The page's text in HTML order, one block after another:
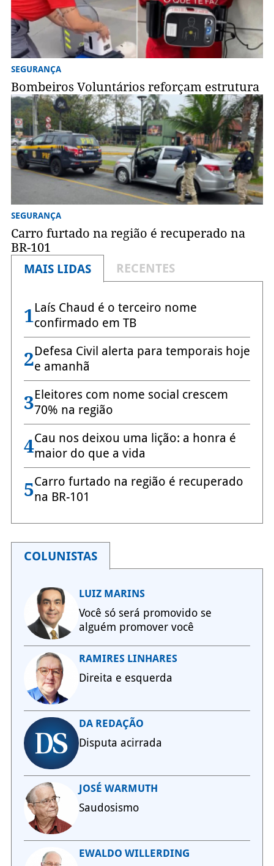
SEGURANÇA
Bombeiros Voluntários reforçam estrutura
SEGURANÇA
Carro furtado na região é recuperado na
BR-101
MAIS LIDAS
RECENTES
1Laís Chaud é o terceiro nome
confirmado em TB
2Defesa Civil alerta para temporais hoje
e amanhã
3Eleitores com nome social crescem
70% na região
4Cau nos deixou uma lição: a honra é
maior do que a vida
5Carro furtado na região é recuperado
na BR-101
COLUNISTAS
LUIZ MARINS
Você só será promovido se
alguém promover você
RAMIRES LINHARES
Direita e esquerda
DA REDAÇÃO
Disputa acirrada
JOSÉ WARMUTH
Saudosismo
EWALDO WILLERDING